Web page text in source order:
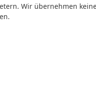
Wir übernehmen